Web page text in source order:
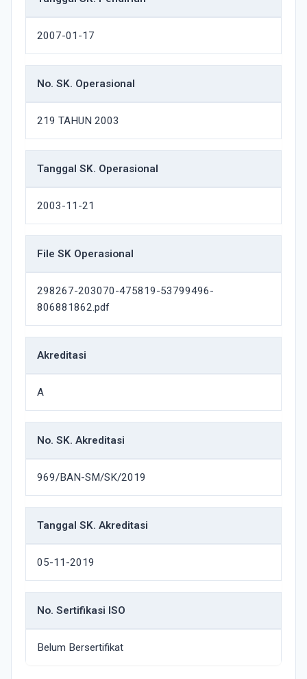
2007-01-17
No. SK. Operasional
219 TAHUN 2003
Tanggal SK. Operasional
2003-11-21
File SK Operasional
298267-203070-475819-53799496-
806881862.pdf
Akreditasi
A
No. SK. Akreditasi
969/BAN-SM/SK/2019
Tanggal SK. Akreditasi
05-11-2019
No. Sertifikasi ISO
Belum Bersertifikat